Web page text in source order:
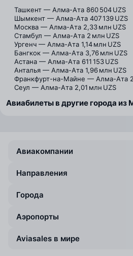
Ташкент — Алма-Ата 860 504 UZS
Шымкент — Алма-Ата 407 139 UZS
Москва — Алма-Ата 2,33 млн UZS
Стамбул — Алма-Ата 2 млн UZS
Ургенч — Алма-Ата 1,14 млн UZS
Бангкок — Алма-Ата 3,76 млн UZS
Астана — Алма-Ата 611 153 UZS
Анталья — Алма-Ата 1,96 млн UZS
Франкфурт-на-Майне — Алма-Ата
Сеул — Алма-Ата 2,01 млн UZS
Авиабилеты в другие города из
Авиакомпании
Направления
Города
Аэропорты
Aviasales в мире